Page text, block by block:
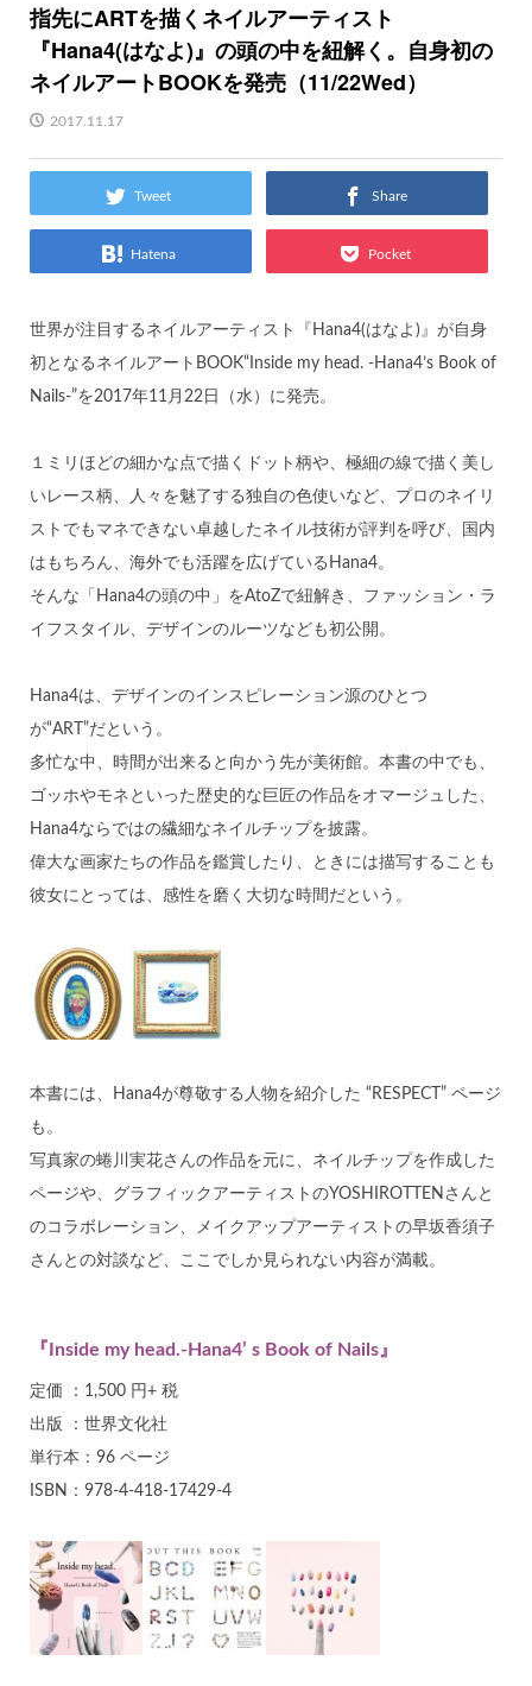
指先にARTを描くネイルアーティスト
『Hana4(はなよ)』の頭の中を紐解く。自身初の
ネイルアートBOOKを発売（11/22Wed）
2017.11.17
Tweet Share
Hatena Pocket
世界が注目するネイルアーティスト『Hana4(はなよ)』が自身
初となるネイルアートBOOK“Inside my head. -Hana4’s Book of
Nails-”を2017年11月22日（水）に発売。
１ミリほどの細かな点で描くドット柄や、極細の線で描く美し
いレース柄、人々を魅了する独自の色使いなど、プロのネイリ
ストでもマネできない卓越したネイル技術が評判を呼び、国内
はもちろん、海外でも活躍を広げているHana4。
そんな「Hana4の頭の中」をAtoZで紐解き、ファッション・ラ
イフスタイル、デザインのルーツなども初公開。
Hana4は、デザインのインスピレーション源のひとつ
が“ART”だという。
多忙な中、時間が出来ると向かう先が美術館。本書の中でも、
ゴッホやモネといった歴史的な巨匠の作品をオマージュした、
Hana4ならではの繊細なネイルチップを披露。
偉大な画家たちの作品を鑑賞したり、ときには描写することも
彼女にとっては、感性を磨く大切な時間だという。
本書には、Hana4が尊敬する人物を紹介した “RESPECT” ページ
も。
写真家の蜷川実花さんの作品を元に、ネイルチップを作成した
ページや、グラフィックアーティストのYOSHIROTTENさんと
のコラボレーション、メイクアップアーティストの早坂香須子
さんとの対談など、ここでしか見られない内容が満載。
『Inside my head.-Hana4’ s Book of Nails』
定価 ：1,500 円+ 税
出版 ：世界文化社
単行本：96 ページ
ISBN：978-4-418-17429-4